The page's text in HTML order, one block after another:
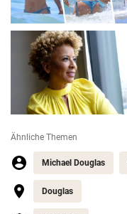
Ähnliche Themen
Michael Douglas
Douglas